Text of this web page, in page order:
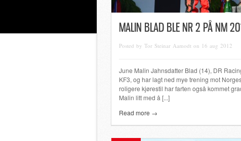
MALIN BLAD BLE NR 2 PÅ NM
Posted by Tor Steinar Aamodt on 16 aug 2012
June Malin Jahnsdatter Blad (14), DR
KF3, og har lagt ned mye trening mot
roligere kjørestil har farten også kommet
Malin litt med å [...]
Read more →